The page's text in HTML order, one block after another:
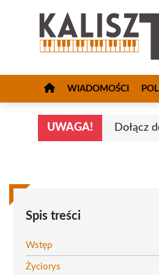
WIADOMOŚCI
UWAGA! Dołącz
Spis treści
Wstęp
Życiorys